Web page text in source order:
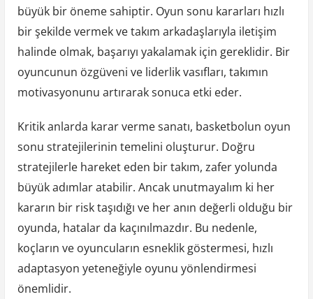
büyük bir öneme sahiptir. Oyun sonu kararları hızlı
bir şekilde vermek ve takım arkadaşlarıyla iletişim
halinde olmak, başarıyı yakalamak için gereklidir. Bir
oyuncunun özgüveni ve liderlik vasıfları, takımın
motivasyonunu artırarak sonuca etki eder.
Kritik anlarda karar verme sanatı, basketbolun oyun
sonu stratejilerinin temelini oluşturur. Doğru
stratejilerle hareket eden bir takım, zafer yolunda
büyük adımlar atabilir. Ancak unutmayalım ki her
kararın bir risk taşıdığı ve her anın değerli olduğu bir
oyunda, hatalar da kaçınılmazdır. Bu nedenle,
koçların ve oyuncuların esneklik göstermesi, hızlı
adaptasyon yeteneğiyle oyunu yönlendirmesi
önemlidir.